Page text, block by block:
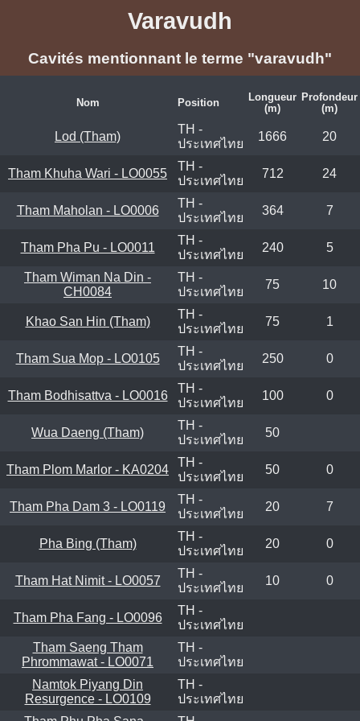
Varavudh
Cavités mentionnant le terme "varavudh"
Nom Position
Longueur
(m)
Profondeur
(m)
Lod (Tham)
TH -
ประเทศไทย
1666 20
Tham Khuha Wari - LO0055
TH -
ประเทศไทย
712 24
Tham Maholan - LO0006
TH -
ประเทศไทย
364 7
Tham Pha Pu - LO0011
TH -
ประเทศไทย
240 5
Tham Wiman Na Din -
CH0084
TH -
ประเทศไทย
75 10
Khao San Hin (Tham)
TH -
ประเทศไทย
75 1
Tham Sua Mop - LO0105
TH -
ประเทศไทย
250 0
Tham Bodhisattva - LO0016
TH -
ประเทศไทย
100 0
Wua Daeng (Tham)
TH -
ประเทศไทย
50
Tham Plom Marlor - KA0204
TH -
ประเทศไทย
50 0
Tham Pha Dam 3 - LO0119
TH -
ประเทศไทย
20 7
Pha Bing (Tham)
TH -
ประเทศไทย
20 0
Tham Hat Nimit - LO0057
TH -
ประเทศไทย
10 0
Tham Pha Fang - LO0096
TH -
ประเทศไทย
Tham Saeng Tham
Phrommawat - LO0071
TH -
ประเทศไทย
Namtok Piyang Din
Resurgence - LO0109
TH -
ประเทศไทย